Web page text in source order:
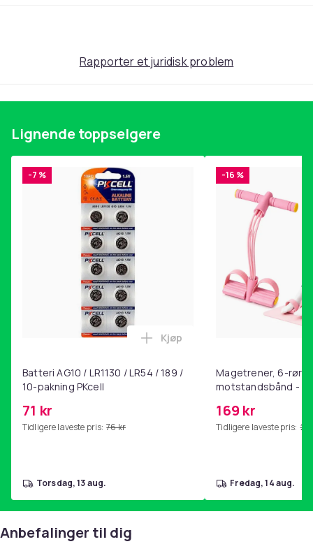
Produktsikkerhetsinformasjon
Rapporter et juridisk problem
Lignende toppselgere
-7 %
Batteri AG10 / LR1130 / LR54 / 189 /
10-pakning PKcell
71 kr
Tidligere laveste pris: 76 kr
Legg Batteri AG10 / LR1130 /
Kjøp
torsdag, 13 aug.
-16 %
Magetrener, 6-rørs
motstandsbånd -
hjemmegymnastikk
169 kr
Tidligere laveste pris:
fredag, 14 aug.
Anbefalinger til dig